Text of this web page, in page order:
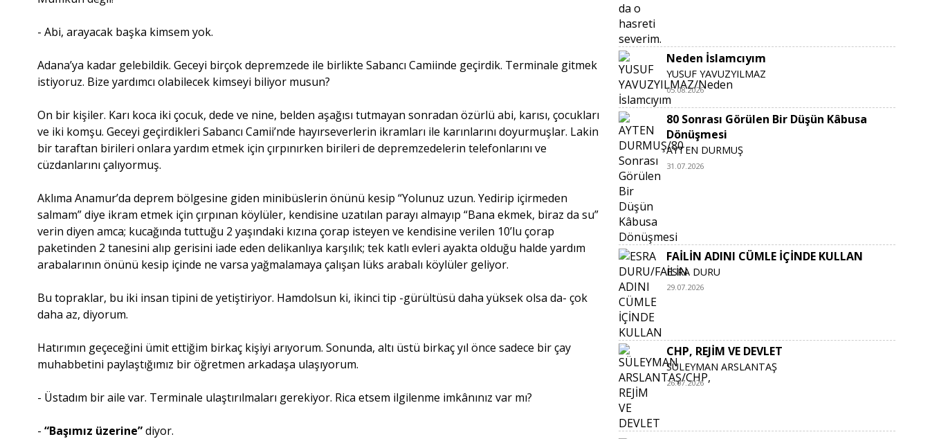
- Abi, arayacak başka kimsem yok.
Adana’ya kadar gelebildik. Geceyi birçok depremzede ile birlikte Sabancı Camiinde geçirdik. Terminale gitmek
istiyoruz. Bize yardımcı olabilecek kimseyi biliyor musun?
On bir kişiler. Karı koca iki çocuk, dede ve nine, belden aşağısı tutmayan sonradan özürlü abi, karısı, çocukları
ve iki komşu. Geceyi geçirdikleri Sabancı Camii’nde hayırseverlerin ikramları ile karınlarını doyurmuşlar. Lakin
bir taraftan birileri onlara yardım etmek için çırpınırken birileri de depremzedelerin telefonlarını ve
cüzdanlarını çalıyormuş.
Aklıma Anamur’da deprem bölgesine giden minibüslerin önünü kesip “Yolunuz uzun. Yedirip içirmeden
salmam” diye ikram etmek için çırpınan köylüler, kendisine uzatılan parayı almayıp “Bana ekmek, biraz da su”
verin diyen amca; kucağında tuttuğu 2 yaşındaki kızına çorap isteyen ve kendisine verilen 10’lu çorap
paketinden 2 tanesini alıp gerisini iade eden delikanlıya karşılık; tek katlı evleri ayakta olduğu halde yardım
arabalarının önünü kesip içinde ne varsa yağmalamaya çalışan lüks arabalı köylüler geliyor.
Bu topraklar, bu iki insan tipini de yetiştiriyor. Hamdolsun ki, ikinci tip -gürültüsü daha yüksek olsa da- çok
daha az, diyorum.
Hatırımın geçeceğini ümit ettiğim birkaç kişiyi arıyorum. Sonunda, altı üstü birkaç yıl önce sadece bir çay
muhabbetini paylaştığımız bir öğretmen arkadaşa ulaşıyorum.
- Üstadım bir aile var. Terminale ulaştırılmaları gerekiyor. Rica etsem ilgilenme imkânınız var mı?
-“Başımız üzerine”diyor.
Neden İslamcıyım
YUSUF YAVUZYILMAZ
05.08.2026
80 Sonrası Görülen Bir Düşün Kâbusa
Dönüşmesi
AYTEN DURMUŞ
31.07.2026
FAİLİN ADINI CÜMLE İÇİNDE KULLAN
ESRA DURU
29.07.2026
CHP, REJİM VE DEVLET
SÜLEYMAN ARSLANTAŞ
26.07.2026